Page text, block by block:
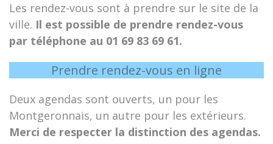
Les rendez-vous sont à prendre sur le site de la
ville. Il est possible de prendre rendez-vous
par téléphone au 01 69 83 69 61.
Prendre rendez-vous en ligne
Deux agendas sont ouverts, un pour les
Montgeronnais, un autre pour les extérieurs.
Merci de respecter la distinction des agendas.